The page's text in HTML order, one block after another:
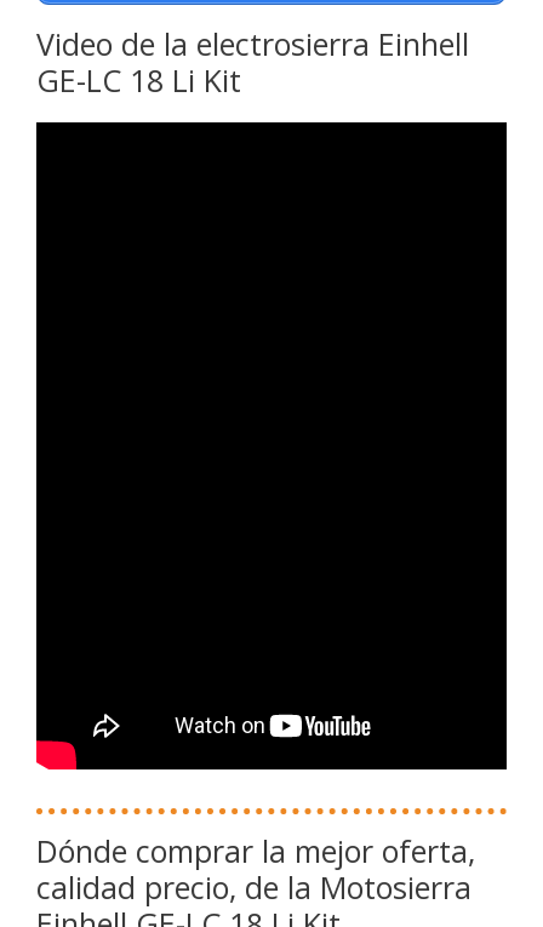
Video de la electrosierra Einhell
GE-LC 18 Li Kit
Dónde comprar la mejor oferta,
calidad precio, de la Motosierra